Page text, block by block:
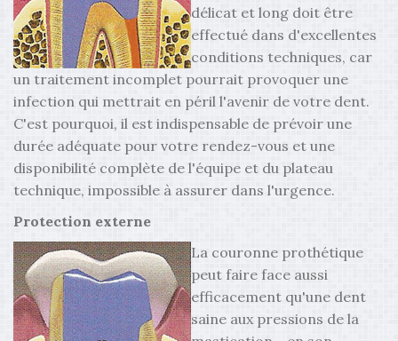
délicat et long doit être
effectué dans d'excellentes
conditions techniques, car
un traitement incomplet pourrait provoquer une
infection qui mettrait en péril l'avenir de votre dent.
C'est pourquoi, il est indispensable de prévoir une
durée adéquate pour votre rendez-vous et une
disponibilité complète de l'équipe et du plateau
technique, impossible à assurer dans l'urgence.
Protection externe
La couronne prothétique
peut faire face aussi
efficacement qu'une dent
saine aux pressions de la